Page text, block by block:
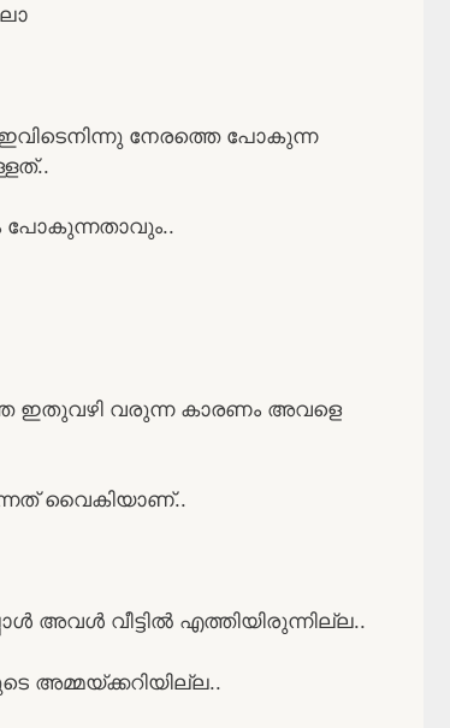
നേരത്തെ പോകുന്ന
ഇതുവഴി വരുന്ന കാരണം അവളെ
വൈകിയാണ്..
വീട്ടിൽ എത്തിയിരുന്നില്ല..